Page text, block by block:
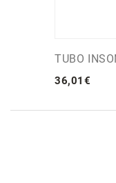
TUBO
36,01€